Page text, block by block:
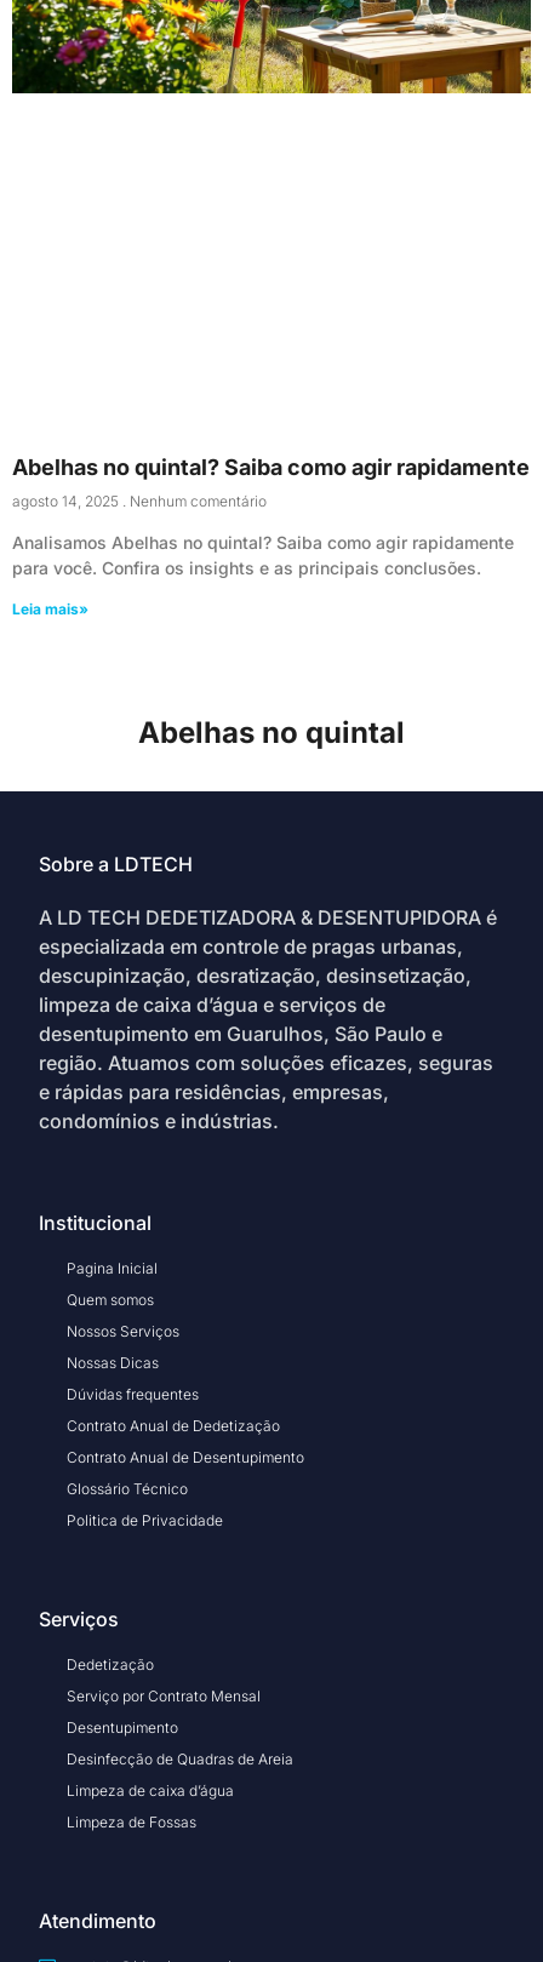
Abelhas no quintal? Saiba como agir rapidamente
agosto 14, 2025 Nenhum comentário
Analisamos Abelhas no quintal? Saiba como agir rapidamente
para você. Confira os insights e as principais conclusões.
Leia mais»
Abelhas no quintal
Sobre a LDTECH
A LD TECH DEDETIZADORA & DESENTUPIDORA é
especializada em controle de pragas urbanas,
descupinização, desratização, desinsetização,
limpeza de caixa d’água e serviços de
desentupimento em Guarulhos, São Paulo e
região. Atuamos com soluções eficazes, seguras
e rápidas para residências, empresas,
condomínios e indústrias.
Institucional
Pagina Inicial
Quem somos
Nossos Serviços
Nossas Dicas
Dúvidas frequentes
Contrato Anual de Dedetização
Contrato Anual de Desentupimento
Glossário Técnico
Politica de Privacidade
Serviços
Dedetização
Serviço por Contrato Mensal
Desentupimento
Desinfecção de Quadras de Areia
Limpeza de caixa d’água
Limpeza de Fossas
Atendimento